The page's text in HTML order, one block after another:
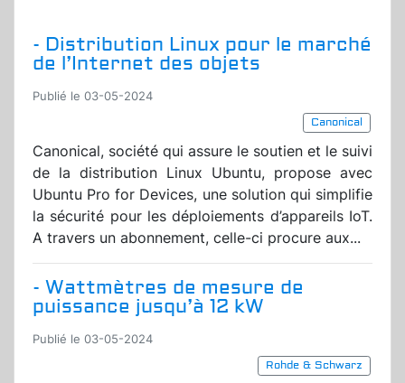
- Distribution Linux pour le marché
de l’Internet des objets
Publié le 03-05-2024
Canonical
Canonical, société qui assure le soutien et le suivi
de la distribution Linux Ubuntu, propose avec
Ubuntu Pro for Devices, une solution qui simplifie
la sécurité pour les déploiements d’appareils IoT.
A travers un abonnement, celle-ci procure aux...
- Wattmètres de mesure de
puissance jusqu’à 12 kW
Publié le 03-05-2024
Rohde & Schwarz